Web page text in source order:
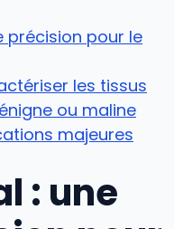
précision pour le
les tissus
ou maline
majeures
: une